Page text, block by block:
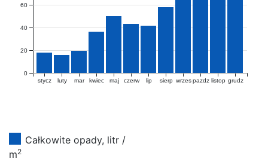
stycz luty mar kwiec maj czerw lip sierp wrzes pazdz listop grudz
0
20
40
60
Całkowite opady, litr /
m2